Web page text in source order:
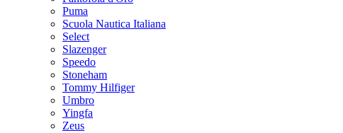
Puma
Scuola Nautica Italiana
Select
Slazenger
Speedo
Stoneham
Tommy Hilfiger
Umbro
Yingfa
Zeus